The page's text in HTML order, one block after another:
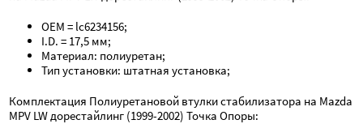
OEM = lc6234156;
I.D. = 17,5 мм;
Материал: полиуретан;
Тип установки: штатная установка;
Комплектация Полиуретановой втулки стабилизатора на Mazda
MPV LW дорестайлинг (1999-2002) Точка Опоры: